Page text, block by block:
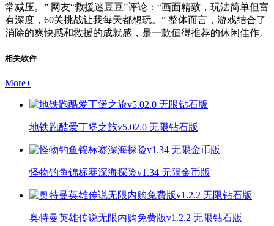
常减压。” 网友“救援迷豆豆”评论：“画面精致，玩法简单但富
有深度，60关挑战让我每天都想玩。” 整体而言，游戏结合了
消除的爽快感和救援的成就感，是一款值得推荐的休闲佳作。
相关软件
More+
地铁跑酷爱丁堡之旅v5.02.0 无限钻石版
怪物钓鱼锦标赛深海探险v1.34 无限金币版
奥特曼英雄传说无限内购免费版v1.2.2 无限钻石版